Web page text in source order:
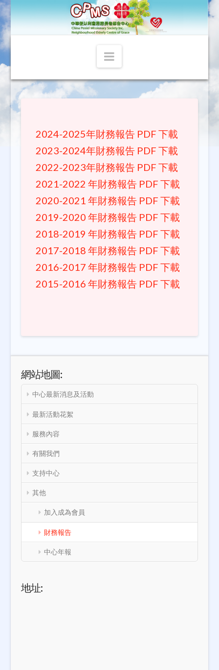
Navigation
2024-2025年財務報告 PDF 下載
2023-2024年財務報告 PDF 下載
2022-2023年財務報告 PDF 下載
2021-2022 年財務報告 PDF 下載
2020-2021 年財務報告 PDF 下載
2019-2020 年財務報告 PDF 下載
2018-2019 年財務報告 PDF 下載
2017-2018 年財務報告 PDF 下載
2016-2017 年財務報告 PDF 下載
2015-2016 年財務報告 PDF 下載
網站地圖:
中心最新消息及活動
最新活動花絮
服務內容
有關我們
支持中心
其他
加入成為會員
財務報告
中心年報
地址: